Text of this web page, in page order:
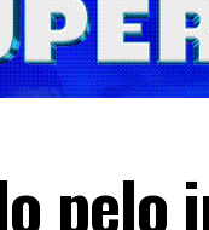
pelo